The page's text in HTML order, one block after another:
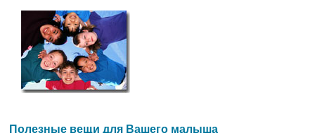
Полезные вещи для Вашего малыша